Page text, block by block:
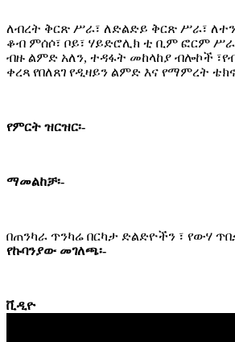
ለብረት ቅርጽ ሥራ፣ ለድልድይ ቅርጽ ሥራ፣
ቆብ ምሰሶ፣ ቦይ፣ ሃይድሮሊክ ቲ ቢም ፎርም
ብዙ ልምድ አለን, ተዳፋት መከላከያ ብሎኮች
ቀረጻ የበለጸገ የዲዛይን ልምድ እና የማምረት
የምርት ዝርዝር፡-
ማመልከቻ፡-
በጠንካራ ጥንካሬ በርካታ ድልድዮችን ፣ የውሃ
የኩባንያው መገለጫ፡-
ቪዲዮ